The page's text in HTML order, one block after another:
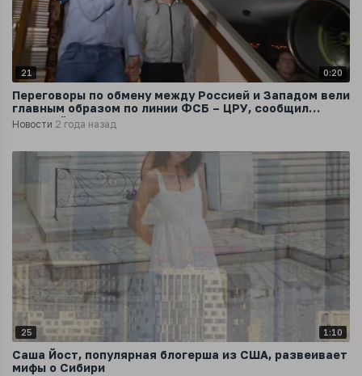
21 0:20
Переговоры по обмену между Россией и Западом вели
главным образом по линии ФСБ – ЦРУ, сообщил
Дмитрий Песков
Новости 2 года назад
25 1:10
Саша Йост, популярная блогерша из США, развеивает
мифы о Сибири